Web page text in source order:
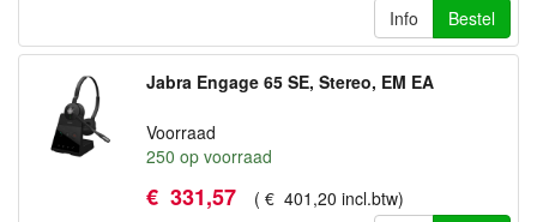
Info
Bestel
Jabra Engage 65 SE, Stereo, EM EA
Voorraad
250 op voorraad
€ 331,57 ( € 401 ,20 incl.btw)